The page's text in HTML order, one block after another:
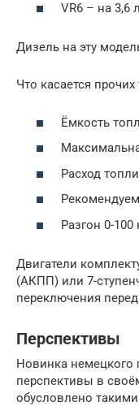
VR6 – на 3,6
Дизель на эту
Что касается прочих
Ёмкость
Расход
Разгон 0-100
Двигатели
(АКПП) или 7-
переключения
Перспективы
Новинка немецкого
перспективы в
обусловлено